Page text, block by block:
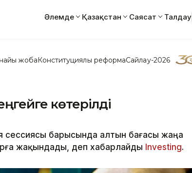
Әлемде Қазақстан Саясат Талдау
жобаКонституциялық реформаСайлау-2026
көтерілді
сессиясы барысында алтын бағасы жаңа
жақындады, деп хабарлайды Investing.